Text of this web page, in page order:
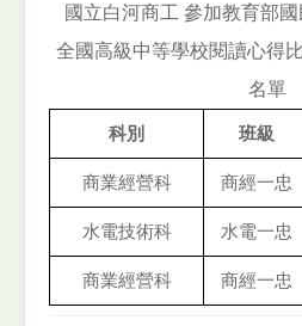
國立白河商工 參加教育部
全國高級中等學校閱讀心得
名單
科別 班級
商業經營科 商經一忠
水電技術科 水電一忠
商業經營科 商經一忠